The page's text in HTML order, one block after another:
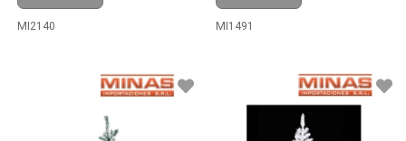
MI2140 MI1491